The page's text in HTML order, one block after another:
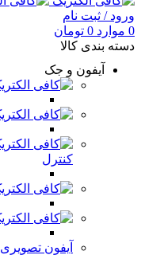
ورود / ثبت نام
0 موارد 0 تومان
دسته بندی کالا
آیفون و جک
کنترل
آیفون تصویری HD